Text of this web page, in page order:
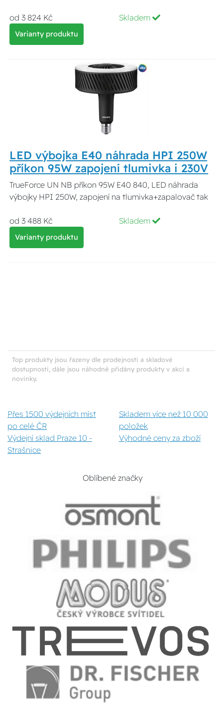
od 3 824 Kč Skladem
Varianty produktu
LED výbojka E40 náhrada HPI 250W
příkon 95W zapojení tlumivka i 230V
TrueForce UN NB příkon 95W E40 840, LED náhrada
výbojky HPI 250W, zapojení na tlumivka+zapalovač tak
od 3 488 Kč Skladem
Varianty produktu
Top produkty jsou řazeny dle prodejnosti a skladové
dostupnosti, dále jsou náhodně přidány produkty v akci a
novinky.
Přes 1500 výdejních míst
po celé ČR
Skladem více než 10 000
položek
Výdejní sklad Praze 10 -
Strašnice
Výhodné ceny za zboží
Oblíbené značky